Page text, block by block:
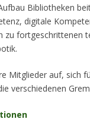
Bibliotheken
digitale
zu fortgeschrittenen
Mitglieder auf, sich
verschiedenen